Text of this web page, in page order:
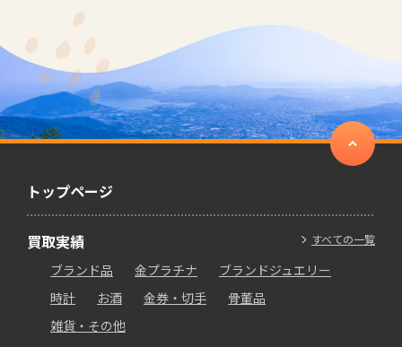
トップページ
すべての一覧
買取実績
ブランド品 金プラチナ
ブランドジュエリー
時計
お酒 金券・切手
骨董品
雑貨・その他